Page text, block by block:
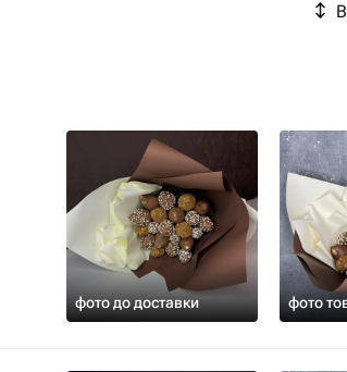
фото до доставки фото